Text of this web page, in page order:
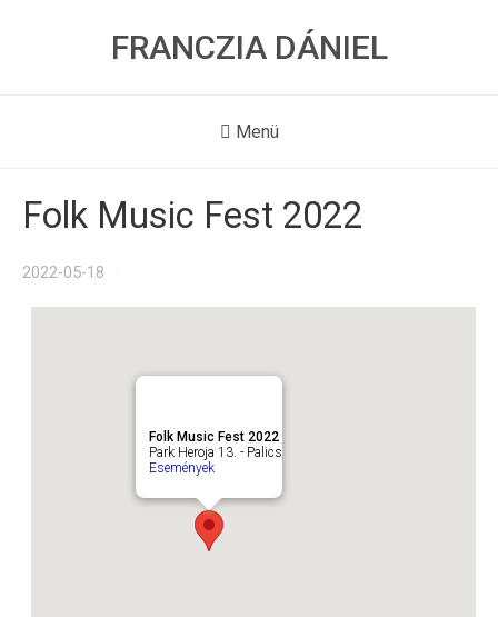
FRANCZIA DÁNIEL
Menü
Folk Music Fest 2022
2022-05-18
Folk Music Fest 2022
Park Heroja 13. - Palics
Események